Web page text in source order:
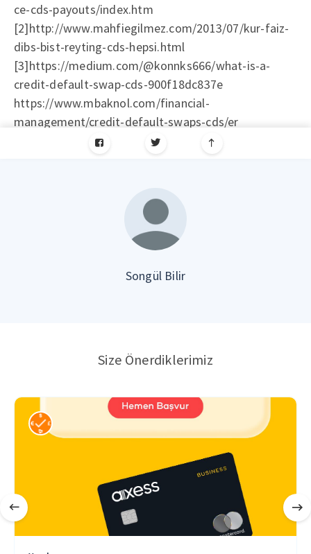
ce-cds-payouts/index.htm
[2]http://www.mahfiegilmez.com/2013/07/kur-faiz-
dibs-bist-reyting-cds-hepsi.html
[3]https://medium.com/@konnks666/what-is-a-
credit-default-swap-cds-900f18dc837e
https://www.mbaknol.com/financial-
management/credit-default-swaps-cds/er
Songül Bilir
Size Önerdiklerimiz